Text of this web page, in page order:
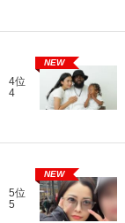
4位
4
NEW
5位
5
NEW